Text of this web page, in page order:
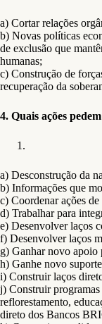
a) Cortar relações
b) Novas políticas
de exclusão que
humanas;
c) Construção de
recuperação da
4. Quais ações
a) Desconstrução da
b) Informações que
c) Coordenar ações
d) Trabalhar para
e) Desenvolver laços
f) Desenvolver laços
g) Ganhar novo apoio
h) Ganhe novo
i) Construir laços
j) Construir
reflorestamento,
direto dos Bancos